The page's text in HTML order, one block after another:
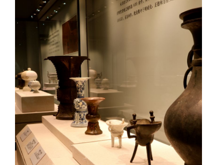
文旅 社会民生 山东产经
文娱 融媒秀 科教
微视齐鲁
多语种频道
English Español عربى
Русский язык 日本語 한국어
Deutsch Português